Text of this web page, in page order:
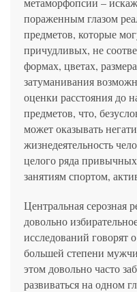
пораженным глазом
предметов, которые
причудливых, не
формах, цветах,
затуманивания
оценки расстояния до
предметов, что,
может оказывать
жизнедеятельность
целого ряда
занятиям спортом,
Центральная серозная
довольно
исследований говорят
большей степени
этом довольно часто
развиваться на одном